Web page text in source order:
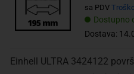
Dostupno
Dostava:
sa PDV
Einhell ULTRA 3424122